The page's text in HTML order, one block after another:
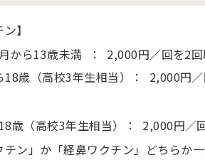
】
から13歳未満 ： 2,000円／回を2
18歳（高校3年生相当）： 2,000円
歳（高校3年生相当）： 2,000円／
ン」か「経鼻ワクチン」どちらか一